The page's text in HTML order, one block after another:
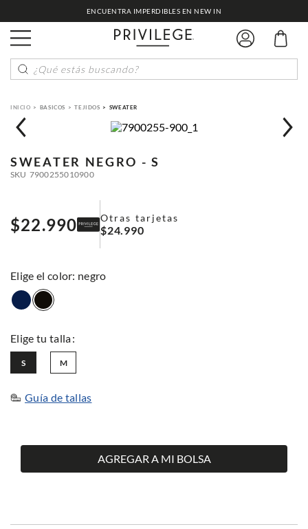
ENCUENTRA IMPERDIBLES EN NEW IN
¿Qué estás buscando?
BASICOS TEJIDOS SWEATER
SWEATER NEGRO - S
SKU 7900255010900
$22.990 Otras tarjetas
$24.990
: negro
M
S
Guía de tallas
AGREGAR A MI BOLSA